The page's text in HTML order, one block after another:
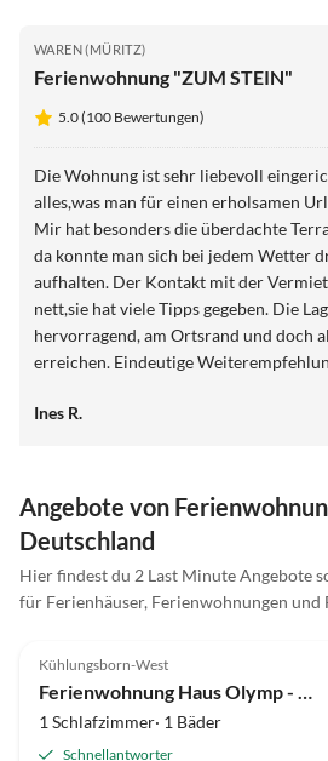
WAREN (MÜRITZ)
Ferienwohnung "ZUM STEIN"
5.0 (100 Bewertungen)
Die Wohnung ist sehr liebevoll
alles,was man für einen erholsamen
Mir hat besonders die überdachte
da konnte man sich bei jedem Wetter
aufhalten. Der Kontakt mit der
nett,sie hat viele Tipps gegeben. Die
hervorragend, am Ortsrand und doch
erreichen. Eindeutige
Ines R.
Angebote von
Deutschland
Hier findest du 2 Last Minute Angebote
für Ferienhäuser, Ferienwohnungen und
Kühlungsborn-West
Ferienwohnung Haus Olymp - Wohnung 16
1 Schlafzimmer· 1 Bäder
Schnellantworter